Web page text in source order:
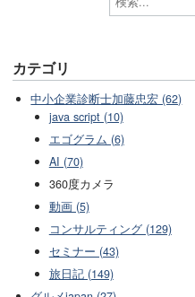
カテゴリ
中小企業診断士加藤忠宏 (62)
java script (10)
エゴグラム (6)
AI (70)
360度カメラ
動画 (5)
コンサルティング (129)
セミナー (43)
旅日記 (149)